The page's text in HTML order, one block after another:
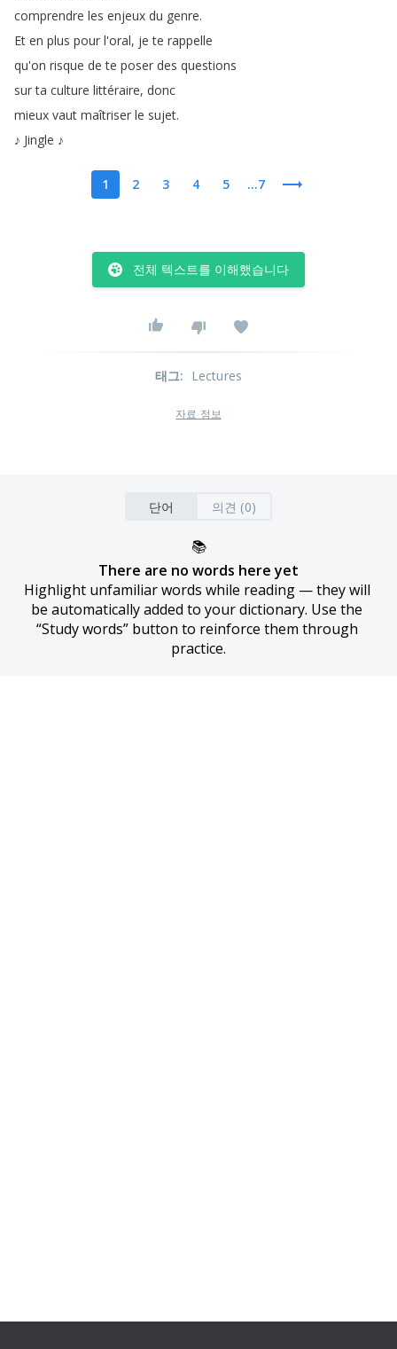
comprendre les enjeux du genre.
Et en plus pour l'oral, je te rappelle
qu'on risque de te poser des questions
sur ta culture littéraire, donc
mieux vaut maîtriser le sujet.
♪ Jingle ♪
1 2 3 4 5 ...7
전체 텍스트를 이해했습니다
태그: Lectures
자료 정보
단어 의견 (0)
📚
There are no words here yet
Highlight unfamiliar words while reading — they will
be automatically added to your dictionary. Use the
“Study words” button to reinforce them through
practice.